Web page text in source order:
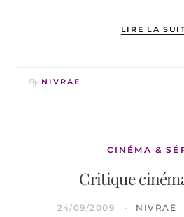
LIRE LA
By NIVRAE
CINÉMA &
Critique
24/09/2009 NIVRAE